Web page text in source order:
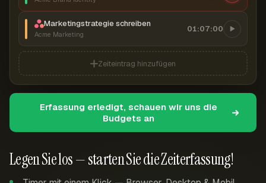
Legen Sie los — starten Sie die Zeiterfassung!
Marketingstrategie schreiben
Acme Marketing
01:07:00
Zeiteintrag hinzufügen
Erfassung erledigt, schauen wir uns die
Budgets an